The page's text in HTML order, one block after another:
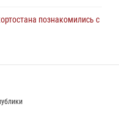
познакомились с